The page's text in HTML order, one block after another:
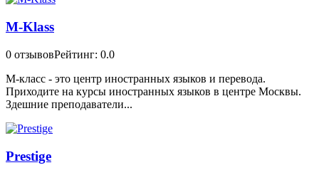
M-Klass
0 отзывовРейтинг: 0.0
М-класс - это центр иностранных языков и перевода.
Приходите на курсы иностранных языков в центре Москвы.
Здешние преподаватели...
Prestige